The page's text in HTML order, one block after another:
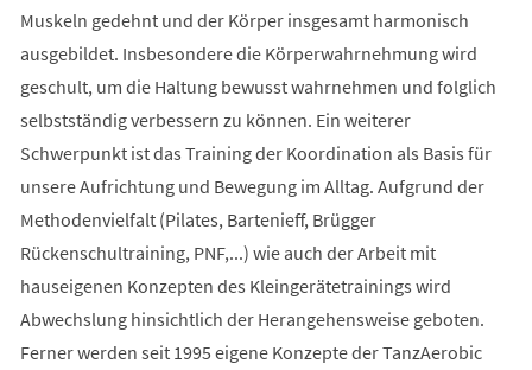
Muskeln gedehnt und der Körper insgesamt harmonisch
ausgebildet. Insbesondere die Körperwahrnehmung wird
geschult, um die Haltung bewusst wahrnehmen und folglich
selbstständig verbessern zu können. Ein weiterer
Schwerpunkt ist das Training der Koordination als Basis für
unsere Aufrichtung und Bewegung im Alltag. Aufgrund der
Methodenvielfalt (Pilates, Bartenieff, Brügger
Rückenschultraining, PNF,...) wie auch der Arbeit mit
hauseigenen Konzepten des Kleingerätetrainings wird
Abwechslung hinsichtlich der Herangehensweise geboten.
Ferner werden seit 1995 eigene Konzepte der TanzAerobic